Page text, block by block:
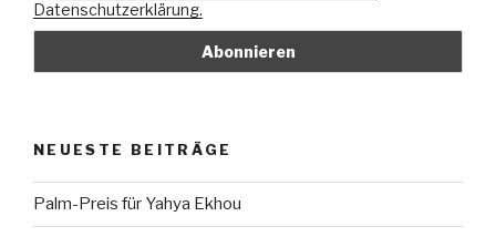
Datenschutzerklärung.
NEUESTE BEITRÄGE
Palm-Preis für Yahya Ekhou